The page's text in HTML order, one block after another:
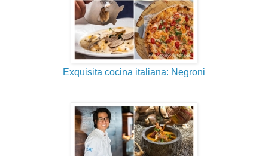
Exquisita cocina italiana: Negroni